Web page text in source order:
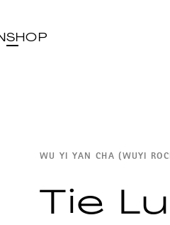
SHOP
WU YI YAN CHA (WUYI
Tie